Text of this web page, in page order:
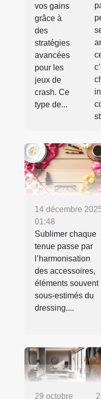
vos gains
grâce à
des
stratégies
avancées
pour les
jeux de
crash. Ce
type de...
14 décembre
01:48
Sublimer chaque
tenue passe par
l’harmonisation
des accessoires,
éléments souvent
sous-estimés du
dressing....
29 octobre